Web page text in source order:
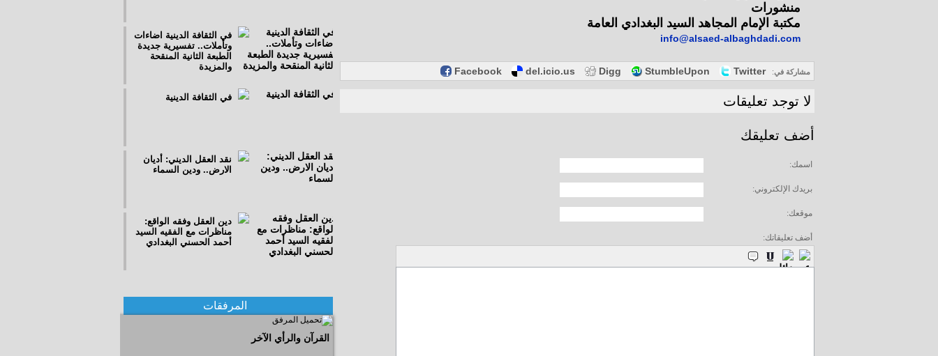
منشورات
مكتبة الإمام المجاهد السيد البغدادي العامة
info@alsaed-albaghdadi.com
Facebook del.icio.us Digg StumbleUpon Twitter :مشاركة في
لا توجد تعليقات
أضف تعليقك
اسمك:
بريدك الإلكتروني:
موقعك:
أضف تعليقاتك:
في الثقافة الدينية اضاءات
وتأملات.. تفسيرية جديدة
الطبعة الثانية المنقحة
والمزيدة
في الثقافة الدينية
نقد العقل الديني: أديان
الارض.. ودين السماء
دين العقل وفقه الواقع:
مناظرات مع الفقيه السيد
أحمد الحسني البغدادي
المرفقات
القرآن والرأي الآخر